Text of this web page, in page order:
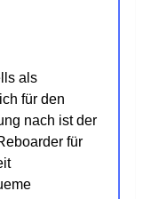
als
für den
nach ist der
für